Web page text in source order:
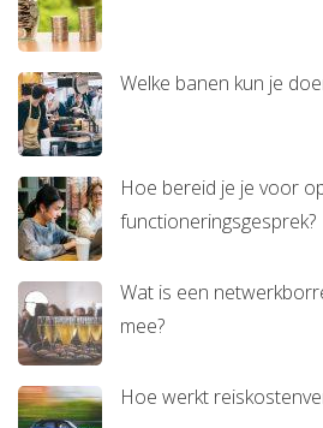
Welke banen kun je
Hoe bereid je je voor
functioneringsgesprek?
Wat is een
mee?
Hoe werkt